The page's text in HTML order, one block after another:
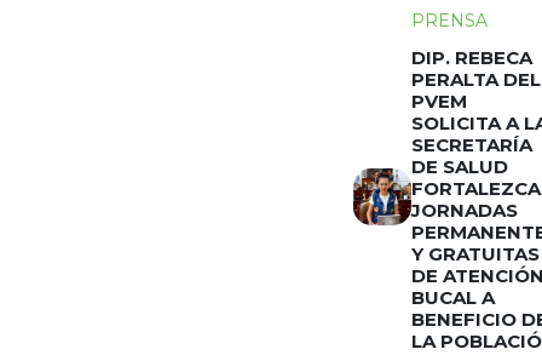
PRENSA
DIP. REBECA
PERALTA DEL
PVEM
SOLICITA A
SECRETARÍA
DE SALUD
FORTALEZCA
JORNADAS
Y GRATUITAS
DE
BUCAL A
BENEFICIO
LA